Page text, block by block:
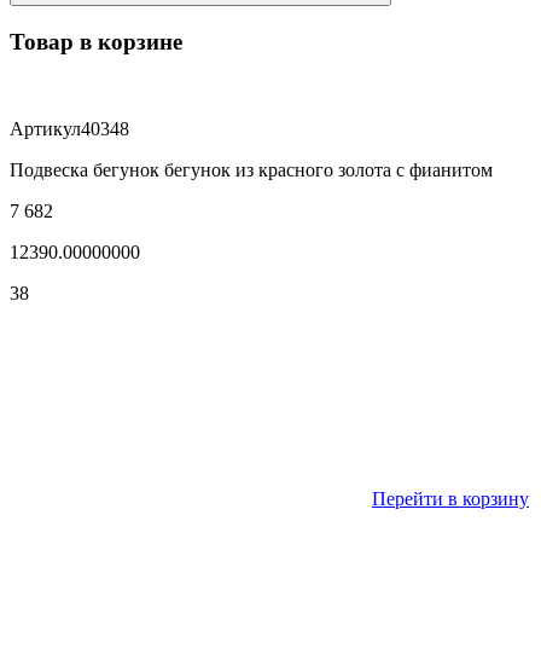
Товар в корзине
Артикул40348
Подвеска бегунок бегунок из красного золота с фианитом
7 682
12390.00000000
38
Перейти в корзину